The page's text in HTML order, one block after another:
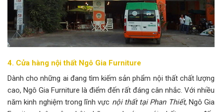
4. Cửa hàng nội thất Ngô Gia Furniture
Dành cho những ai đang tìm kiếm sản phẩm nội thất chất lượng
cao, Ngô Gia Furniture là điểm đến rất đáng cân nhắc. Với nhiều
năm kinh nghiệm trong lĩnh vực nội thất tại Phan Thiết, Ngô Gia